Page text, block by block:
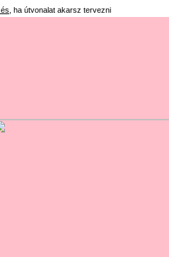
, ha útvonalat akarsz tervezni